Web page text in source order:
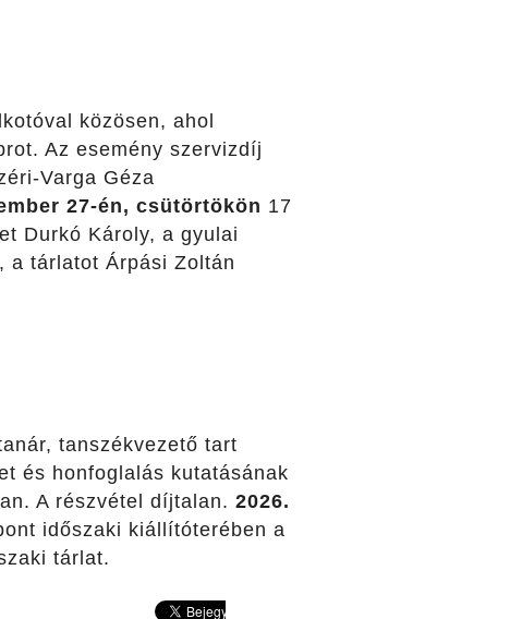
közösen, ahol
Az esemény szervizdíj
Varga Géza
27-én, csütörtökön 17
Durkó Károly, a gyulai
a tárlatot Árpási Zoltán
tanszékvezető tart
és honfoglalás kutatásának
A részvétel díjtalan. 2026.
időszaki kiállítóterében a
tárlat.